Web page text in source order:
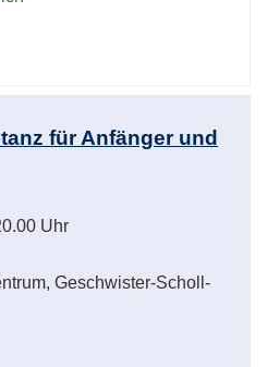
für Anfänger und
Uhr
Geschwister-Scholl-